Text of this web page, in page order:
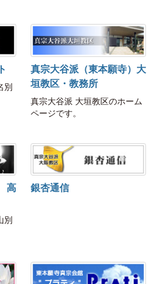
別
真宗大谷派（東本願寺）大
垣教区・教務所
真宗大谷派 大垣教区のホーム
ページです。
高
別
銀杏通信